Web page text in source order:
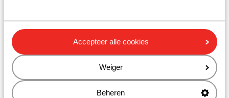
Accepteer alle cookies
Weiger
Beheren
Skimateriaal
Andere accommodaties in Ski Amadé
More Mountain Suites